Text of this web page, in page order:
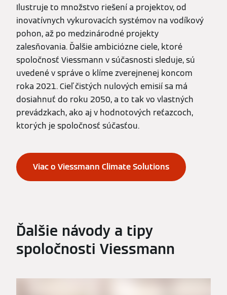
Ilustruje to množstvo riešení a projektov, od
inovatívnych vykurovacích systémov na vodíkový
pohon, až po medzinárodné projekty
zalesňovania. Ďalšie ambiciózne ciele, ktoré
spoločnosť Viessmann v súčasnosti sleduje, sú
uvedené v správe o klíme zverejnenej koncom
roka 2021. Cieľ čistých nulových emisií sa má
dosiahnuť do roku 2050, a to tak vo vlastných
prevádzkach, ako aj v hodnotových reťazcoch,
ktorých je spoločnosť súčasťou.
Viac o Viessmann Climate Solutions
Ďalšie návody a tipy
spoločnosti Viessmann